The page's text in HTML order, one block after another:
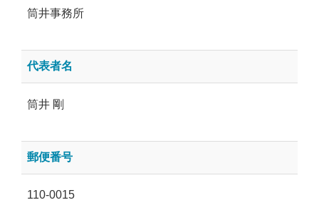
筒井事務所
代表者名
筒井 剛
郵便番号
110-0015